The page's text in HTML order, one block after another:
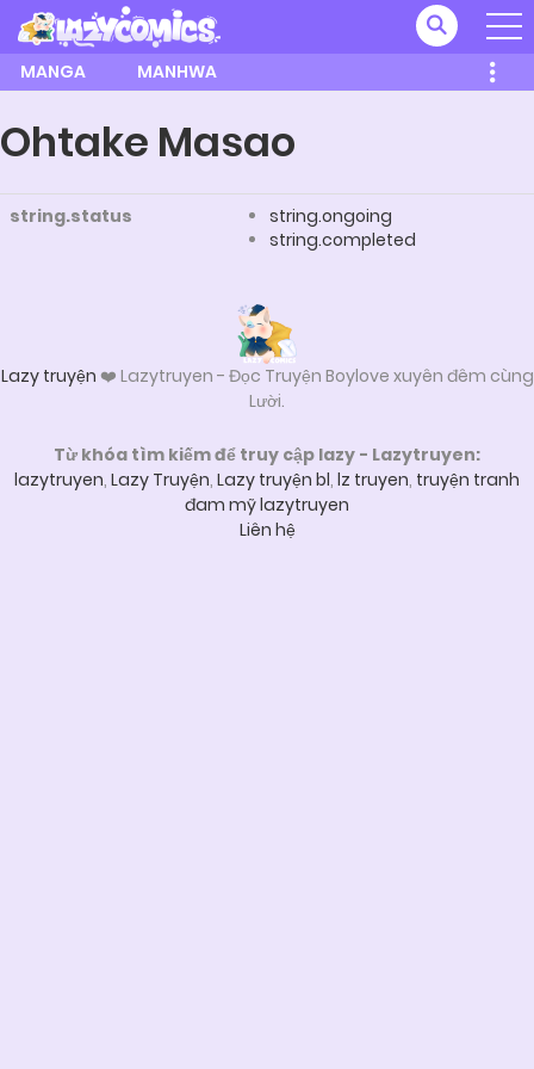
MANGA MANHWA
Ohtake Masao
string.status
string.ongoing
string.completed
Lazy truyện ❤️ Lazytruyen - Đọc Truyện Boylove xuyên đêm cùng
Lười.
Từ khóa tìm kiếm để truy cập lazy - Lazytruyen:
lazytruyen, Lazy Truyện, Lazy truyện bl, lz truyen, truyện tranh
đam mỹ lazytruyen
Liên hệ